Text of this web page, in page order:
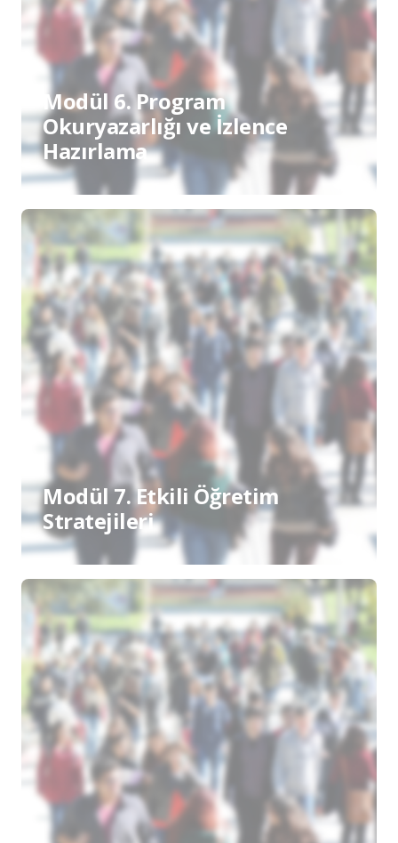
Modül 6. Program
Okuryazarlığı ve İzlence
Hazırlama
Modül 7. Etkili Öğretim
Stratejileri